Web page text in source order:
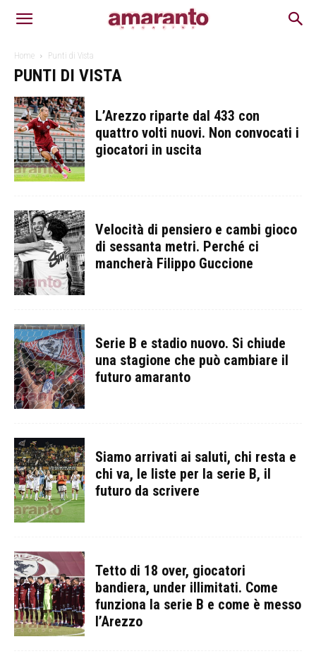
Home Punti di Vista
PUNTI DI VISTA
L’Arezzo riparte dal 433 con
quattro volti nuovi. Non convocati i
giocatori in uscita
Velocità di pensiero e cambi gioco
di sessanta metri. Perché ci
mancherà Filippo Guccione
Serie B e stadio nuovo. Si chiude
una stagione che può cambiare il
futuro amaranto
Siamo arrivati ai saluti, chi resta e
chi va, le liste per la serie B, il
futuro da scrivere
Tetto di 18 over, giocatori
bandiera, under illimitati. Come
funziona la serie B e come è messo
l’Arezzo